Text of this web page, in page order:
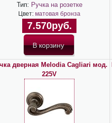
Тип: Ручка на розетке
Цвет: матовая бронза
7.570руб.
дверная Melodia Cagliari мод.
225V